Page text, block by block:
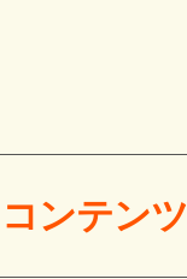
コンテンツ